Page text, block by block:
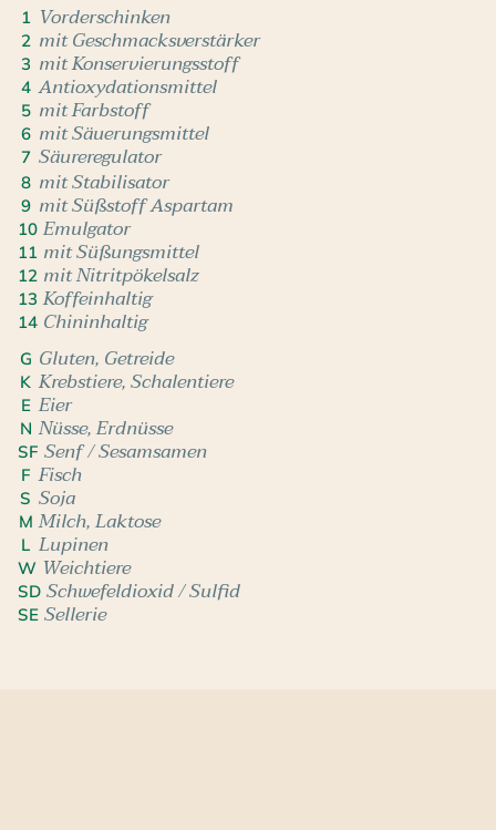
1 Vorderschinken
2 mit Geschmacksverstärker
3 mit Konservierungsstoff
4 Antioxydationsmittel
5 mit Farbstoff
6 mit Säuerungsmittel
7 Säureregulator
8 mit Stabilisator
9 mit Süßstoff Aspartam
10 Emulgator
11 mit Süßungsmittel
12 mit Nitritpökelsalz
13 Koffeinhaltig
14 Chininhaltig
G Gluten, Getreide
K Krebstiere, Schalentiere
E Eier
N Nüsse, Erdnüsse
SF Senf / Sesamsamen
F Fisch
S Soja
M Milch, Laktose
L Lupinen
W Weichtiere
SD Schwefeldioxid / Sulfid
SE Sellerie